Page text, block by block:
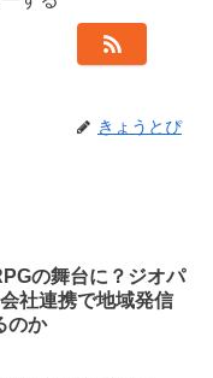
きょうとぴ
の舞台に？ジオパ
社連携で地域発信
のか